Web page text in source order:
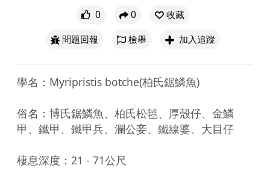
0 0
收藏
問題回報
檢舉 加入追蹤
學名：Myripristis botche(柏氏鋸鱗魚)
俗名：博氏鋸鱗魚、柏氏松毬、厚殼仔、金鱗
甲、鐵甲、鐵甲兵、瀾公妾、鐵線婆、大目仔
棲息深度：21 - 71公尺